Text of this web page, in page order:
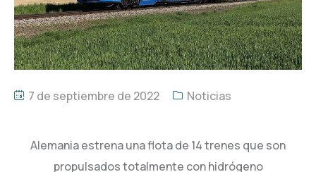
7 de septiembre de 2022 Noticias
Alemania estrena una flota de 14 trenes que son
propulsados totalmente con hidrógeno